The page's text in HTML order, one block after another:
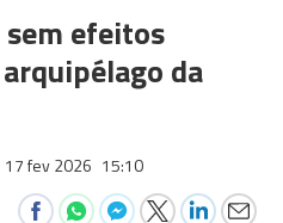
sem efeitos
da
17 fev 2026 15:10